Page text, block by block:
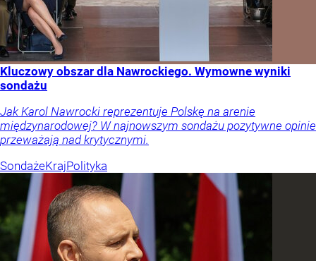
Kluczowy obszar dla Nawrockiego. Wymowne wyniki
sondażu
Jak Karol Nawrocki reprezentuje Polskę na arenie
międzynarodowej? W najnowszym sondażu pozytywne opinie
przeważają nad krytycznymi.
SondażeKrajPolityka